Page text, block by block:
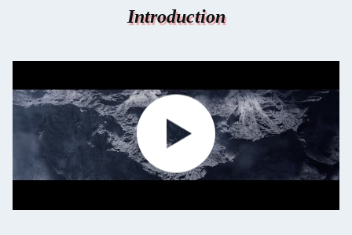
Introduction